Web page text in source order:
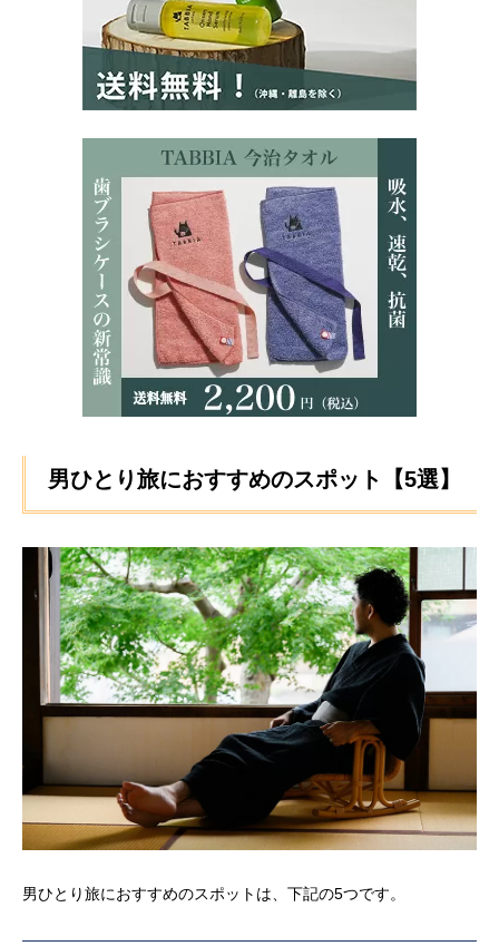
男ひとり旅におすすめのスポット【5選】
男ひとり旅におすすめのスポットは、下記の5つです。